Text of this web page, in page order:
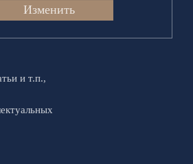
Изменить
и т.п.,